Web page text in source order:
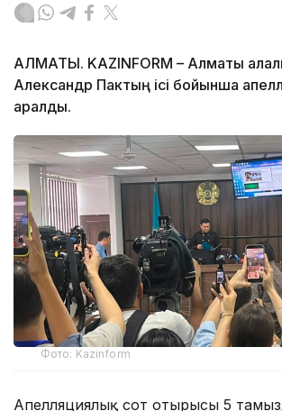
АЛМАТЫ. KAZINFORM – Алматы
Александр Пактың ісі бойынша
қаралды.
Фото: Kazinform
Апелляциялық сот отырысы 5